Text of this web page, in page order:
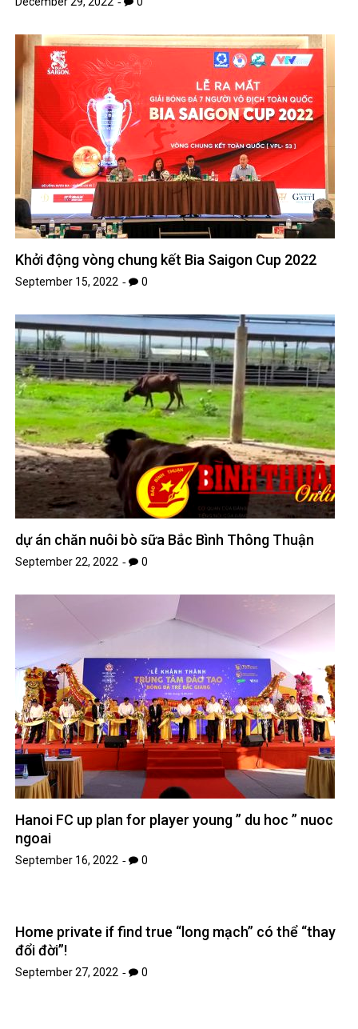
Khởi động vòng chung kết Bia Saigon Cup 2022
September 15, 2022 0
dự án chăn nuôi bò sữa Bắc Bình Thông Thuận
September 22, 2022 0
Hanoi FC up plan for player young ” du hoc ” nuoc
ngoai
September 16, 2022 0
Home private if find true “long mạch” có thể “thay
đổi đời”!
September 27, 2022 0